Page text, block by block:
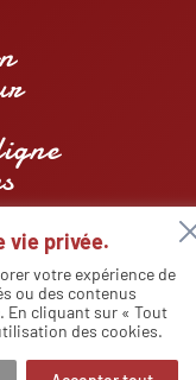
vie privée.
votre expérience de
ou des contenus
En cliquant sur « Tout
des cookies.
| Designed by
Mentions légales